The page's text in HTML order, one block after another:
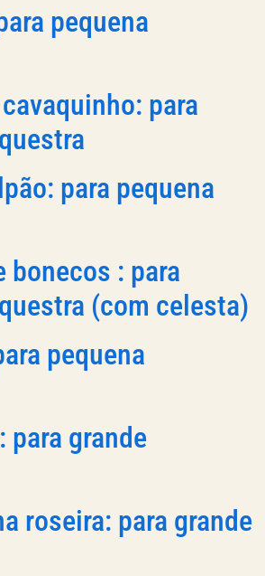
pequena
para
para pequena
bonecos : para
(com celesta)
pequena
para grande
roseira: para grande